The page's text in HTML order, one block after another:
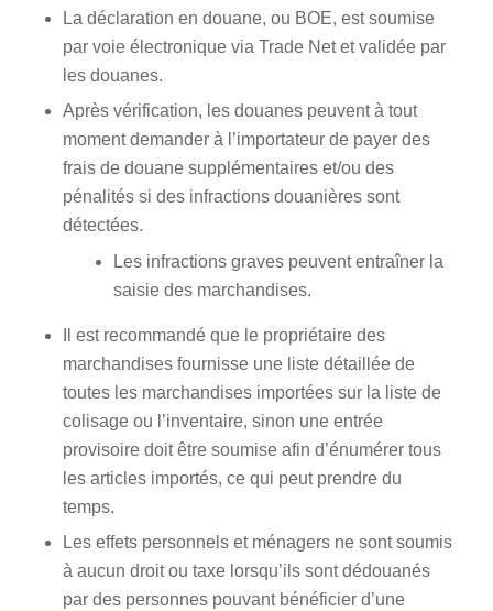
La déclaration en douane, ou BOE, est soumise
par voie électronique via Trade Net et validée par
les douanes.
Après vérification, les douanes peuvent à tout
moment demander à l’importateur de payer des
frais de douane supplémentaires et/ou des
pénalités si des infractions douanières sont
détectées.
Les infractions graves peuvent entraîner la
saisie des marchandises.
Il est recommandé que le propriétaire des
marchandises fournisse une liste détaillée de
toutes les marchandises importées sur la liste de
colisage ou l’inventaire, sinon une entrée
provisoire doit être soumise afin d’énumérer tous
les articles importés, ce qui peut prendre du
temps.
Les effets personnels et ménagers ne sont soumis
à aucun droit ou taxe lorsqu’ils sont dédouanés
par des personnes pouvant bénéficier d’une